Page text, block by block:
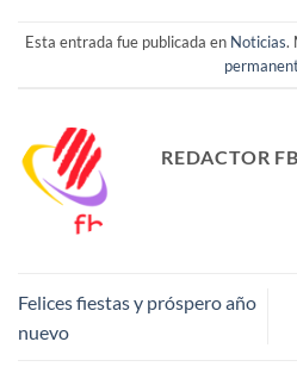
Esta entrada fue publicada en Noticias.
REDACTOR
Felices fiestas y próspero año
nuevo